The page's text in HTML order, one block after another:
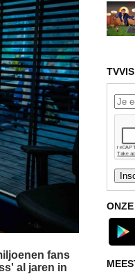
fans
al jaren in